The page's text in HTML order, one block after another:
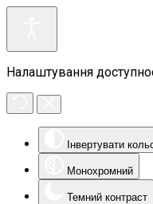
Налаштування
Інвертувати
Монохромний
Темний контраст